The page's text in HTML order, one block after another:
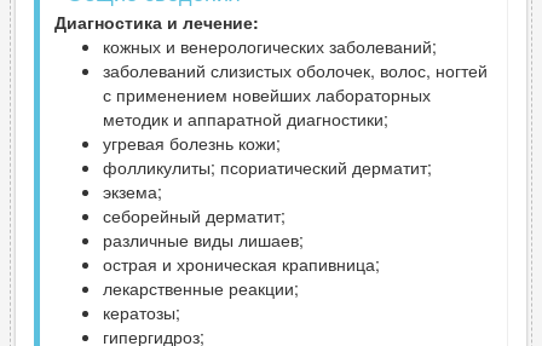
Диагностика и лечение:
кожных и венерологических заболеваний;
заболеваний слизистых оболочек, волос, ногтей
с применением новейших лабораторных
методик и аппаратной диагностики;
угревая болезнь кожи;
фолликулиты; псориатический дерматит;
экзема;
себорейный дерматит;
различные виды лишаев;
острая и хроническая крапивница;
лекарственные реакции;
кератозы;
гипергидроз;